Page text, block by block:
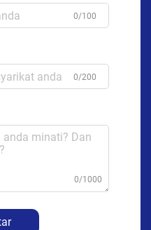
0/100
0/200
0/1000